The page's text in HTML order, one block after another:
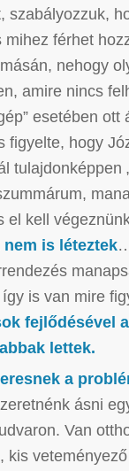
szabályozzuk,
mihez férhet
nehogy
amire nincs
esetében ott
figyelte, hogy
tulajdonképpen
el kell
nem is léteztek
is van mire
fejlődésével
lettek.
a
ásni
Van
kis